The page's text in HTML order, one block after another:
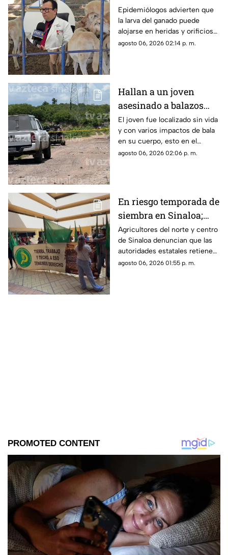
humanos: Expertos
alertan por miasis en
Sinaloa
Epidemiólogos advierten que
la larva del ganado puede
alojarse en heridas y orificios
de las personas para devorar
agosto 06, 2026 02:14 p. m.
Hallan a un joven
asesinado a balazos
cerca del basurón de
Culiacán
El joven fue localizado sin vida
y con varios impactos de bala
en su cuerpo, esto en el
relleno sanitario de Culiacán,
agosto 06, 2026 02:06 p. m.
En riesgo temporada de
siembra en Sinaloa;
productores exigen en
Palacio la entrega de
apoyos
Agricultores del norte y centro
de Sinaloa denuncian que las
autoridades estatales retienen
recursos etiquetados por el
agosto 06, 2026 01:55 p. m.